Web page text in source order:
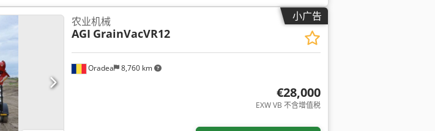
小广告
Oradea 8,760 km
农业机械
AGI GrainVacVR12
€28,000
EXW VB 不含增值税